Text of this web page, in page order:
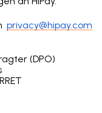
privacy@hipay.com
(DPO)